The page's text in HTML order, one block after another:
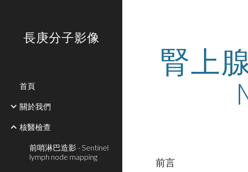
長庚分子影像
首頁
關於我們
核醫檢查
前哨淋巴造影 - Sentinel
lymph node mapping
腎上
前言